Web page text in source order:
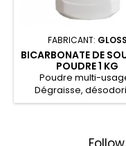
FABRICANT: GLOSS
BICARBONATE DE
POUDRE 1 KG
Poudre multi-
Dégraisse,
assainit 100%